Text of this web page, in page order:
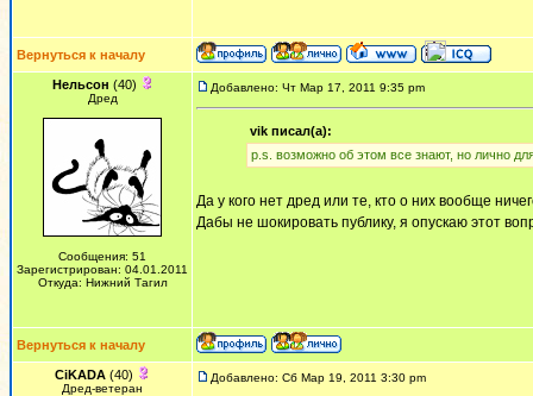
Вернуться к началу
Нельсон (40)
Дред
Сообщения: 51
Зарегистрирован: 04.01.2011
Откуда: Нижний Тагил
Добавлено: Чт Мар 17, 2011 9:35 pm
vik писал(а):
p.s. возможно об этом все знают, но лично
Да у кого нет дред или те, кто о них вообще
Дабы не шокировать публику, я опускаю этот
Вернуться к началу
CiKADA (40)
Дред-ветеран
Добавлено: Сб Мар 19, 2011 3:30 pm